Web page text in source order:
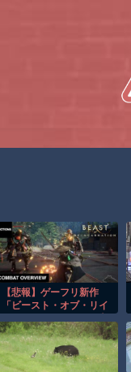
【悲報】ゲーフリ新作
「ビースト・オブ・リイ
舗レビューサイトからボ
ロクソ言われて